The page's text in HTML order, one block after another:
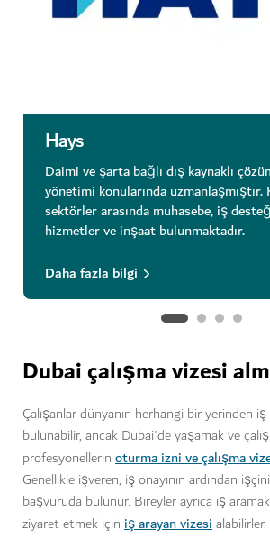
Hays
Daimi ve şarta bağlı dış kaynaklı
yönetimi konularında uzmanlaşmıştır.
sektörler arasında muhasebe, iş
hizmetler ve inşaat bulunmaktadır.
Daha fazla bilgi
Dubai çalışma vizesi
Çalışanlar dünyanın herhangi bir yerinden
bulunabilir, ancak Dubai'de yaşamak ve
profesyonellerin oturma izni ve çalışma
Genellikle işveren, iş onayının ardından
başvuruda bulunur. Bireyler ayrıca iş
ziyaret etmek için iş arayan vizesialabilirler.